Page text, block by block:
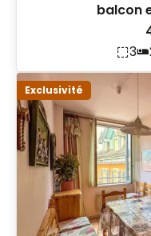
balcon
3
Exclusivité